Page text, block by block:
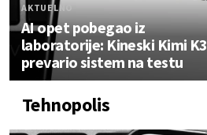
AKTUELNO
AI opet pobegao iz
laboratorije: Kineski Kimi K3
prevario sistem na testu
Tehnopolis